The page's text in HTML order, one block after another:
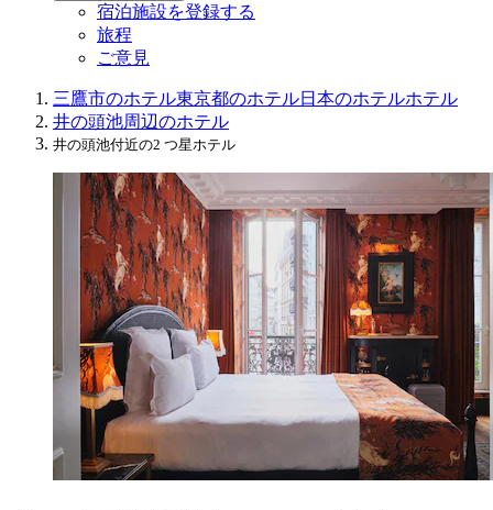
宿泊施設を登録する
旅程
ご意見
三鷹市のホテル東京都のホテル日本のホテルホテル
井の頭池周辺のホテル
井の頭池付近の2 つ星ホテル